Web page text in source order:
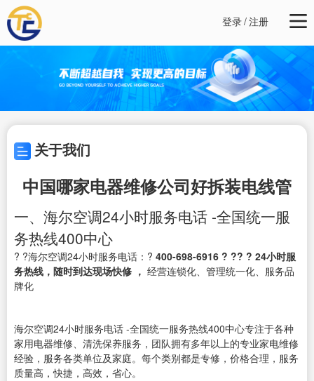
登录/注册
关于我们
中国哪家电器维修公司好拆装电线管
一、海尔空调24小时服务电话 -全国统一服
务热线400中心
? ?海尔空调24小时服务电话：? 400-698-6916 ? ?? ? 24小时服
务热线，随时到达现场快修 ， 经营连锁化、管理统一化、服务品
牌化
海尔空调24小时服务电话 -全国统一服务热线400中心专注于各种
家用电器维修、清洗保养服务，团队拥有多年以上的专业家电维修
经验，服务各类单位及家庭。每个类别都是专修，价格合理，服务
质量高，快捷，高效，省心。